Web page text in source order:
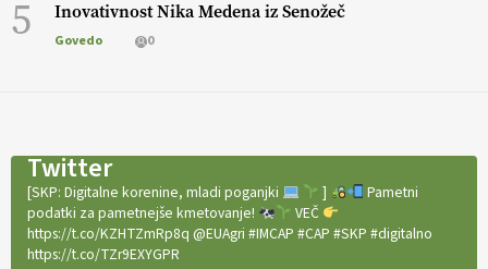
5 Inovativnost Nika Medena iz Senožeč
Govedo 0
Twitter
[SKP: Digitalne korenine, mladi poganjki ]
Pametni
podatki za pametnejše kmetovanje!
VEČ
https://t.co/KZHTZmRp8q @EUAgri #IMCAP #CAP #SKP #digitalno
https://t.co/TZr9EXYGPR